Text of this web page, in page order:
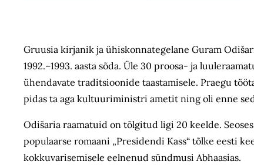
Gruusia kirjanik ja ühiskonnategelane Guram
1992.–1993. aasta sõda. Üle 30 proosa- ja
ühendavate traditsioonide taastamisele. Praegu
pidas ta aga kultuuriministri ametit ning oli enne
Odišaria raamatuid on tõlgitud ligi 20 keelde.
populaarse romaani „Presidendi Kass“ tõlke eesti
kokkuvarisemisele eelnenud sündmusi Abhaasias.